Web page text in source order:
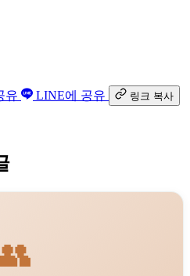
유 LINE에 공유 링크 복사